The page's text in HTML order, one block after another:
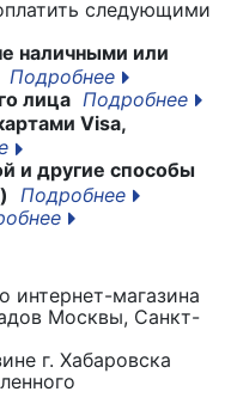
следующими
наличными или
Подробнее
лица Подробнее
Visa,
и другие способы
Подробнее
интернет-магазина
Москвы, Санкт-
г. Хабаровска